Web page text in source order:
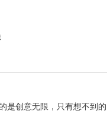
创意无限，只有想不到的